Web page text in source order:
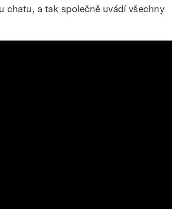
chatu, a tak společně uvádí všechny